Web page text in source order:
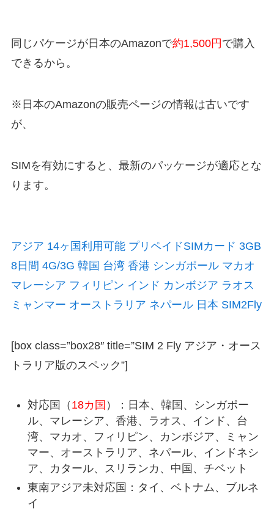
同じパケージが日本のAmazonで約1,500円 で購入
できるから。
※日本のAmazonの販売ページの情報は古いです
が、
SIMを有効にすると、最新のパッケージが適応とな
ります。
アジア 14ヶ国利用可能 プリペイドSIMカード 3GB
8日間 4G/3G 韓国 台湾 香港 シンガポール マカオ
マレーシア フィリピン インド カンボジア ラオス
ミャンマー オーストラリア ネパール 日本 SIM2Fly
[box class=”box28″ title=”SIM 2 Fly アジア・オース
トラリア版のスペック”]
対応国（ 18カ国 ）：日本、韓国、シンガポー
ル、マレーシア、香港、ラオス、インド、台
湾、マカオ、フィリピン、カンボジア、ミャン
マー、オーストラリア、ネパール、インドネシ
ア、カタール、スリランカ、中国、チベット
東南アジア未対応国：タイ、ベトナム、ブルネ
イ